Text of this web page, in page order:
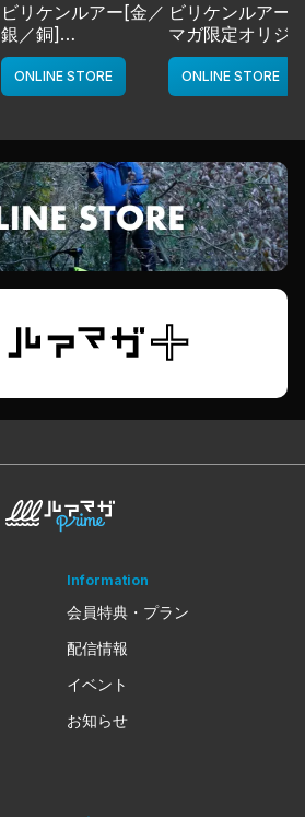
ビリケンルアー[金／
銀／銅]
deps
ONLINE STORE
ビリケンルアー[
マガ限定オリジ
カラー／LMボー
ワイト]
deps
ONLINE STORE
Information
会員特典・プラン
配信情報
イベント
お知らせ